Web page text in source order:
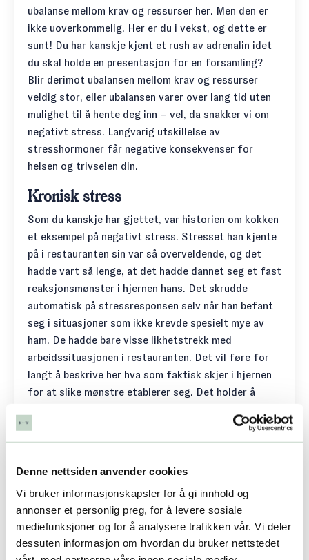
Denne nettsiden anvender cookies
Vi bruker informasjonskapsler for å gi innhold og
annonser et personlig preg, for å levere sosiale
mediefunksjoner og for å analysere trafikken vår. Vi deler
dessuten informasjon om hvordan du bruker nettstedet
ubalanse mellom krav og ressurser her. Men den er
ikke uoverkommelig. Her er du i vekst, og dette er
sunt! Du har kanskje kjent et rush av adrenalin idet
du skal holde en presentasjon for en forsamling?
Blir derimot ubalansen mellom krav og ressurser
veldig stor, eller ubalansen varer over lang tid uten
mulighet til å hente deg inn – vel, da snakker vi om
negativt stress. Langvarig utskillelse av
stresshormoner får negative konsekvenser for
helsen og trivselen din.
Kronisk stress
Som du kanskje har gjettet, var historien om kokken
et eksempel på negativt stress. Stresset han kjente
på i restauranten sin var så overveldende, og det
hadde vart så lenge, at det hadde dannet seg et fast
reaksjonsmønster i hjernen hans. Det skrudde
automatisk på stressresponsen selv når han befant
seg i situasjoner som ikke krevde spesielt mye av
ham. De hadde bare visse likhetstrekk med
arbeidssituasjonen i restauranten. Det vil føre for
langt å beskrive her hva som faktisk skjer i hjernen
for at slike mønstre etablerer seg. Det holder å
vart lenge. Ikke minst fordi stress har så mange
negative konsekvenser (både fysiske, psykiske og
stresset.
Kjenn dine egne tegn på stress
For å mestre stress må du kunne kjenne igjen
tegnene på stressnår det oppstår. Stress har